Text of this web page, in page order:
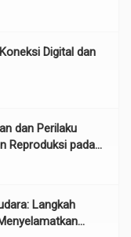
Digital dan
dan Perilaku
Reproduksi pada
Konseling di
Langkah